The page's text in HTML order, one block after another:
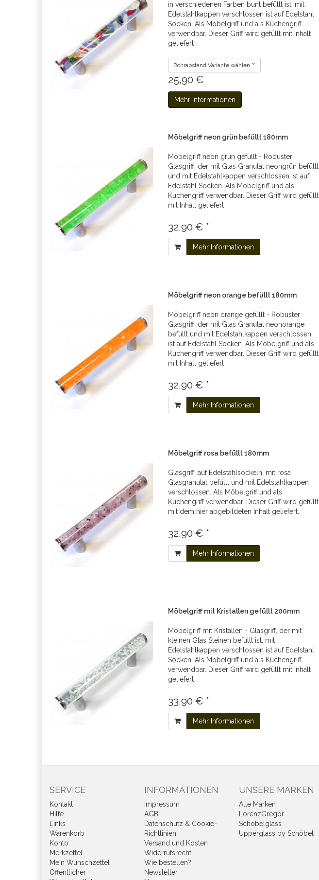
in verschiedenen Farben bunt befüllt ist, mit
Edelstahlkappen verschlossen ist auf Edelstahl
Socken. Als Möbelgriff und als Küchengriff
verwendbar. Dieser Griff wird gefüllt mit Inhalt
geliefert
Bohrabstand Variante wählen
25,90 €
Mehr Informationen
Möbelgriff neon grün befüllt 180mm
Möbelgriff neon grün gefüllt - Robuster
Glasgriff, der mit Glas Granulat neongrün befüllt
und mit Edelstahlkappen verschlossen ist auf
Edelstahl Socken. Als Möbelgriff und als
Küchengriff verwendbar. Dieser Griff wird gefüllt
mit Inhalt geliefert
32,90 € *
Mehr Informationen
Möbelgriff neon orange befüllt 180mm
Möbelgriff neon orange gefüllt - Robuster
Glasgriff, der mit Glas Granulat neonorange
befüllt und mit Edelstahlkappen verschlossen
ist auf Edelstahl Socken. Als Möbelgriff und als
Küchengriff verwendbar. Dieser Griff wird gefüllt
mit Inhalt geliefert
32,90 € *
Mehr Informationen
Möbelgriff rosa befüllt 180mm
Glasgriff, auf Edelstahlsockeln, mit rosa
Glasgranulat befüllt und mit Edelstahlkappen
verschlossen. Als Möbelgriff und als
Küchengriff verwendbar. Dieser Griff wird gefüllt
mit dem hier abgebildeten Inhalt geliefert.
32,90 € *
Mehr Informationen
Möbelgriff mit Kristallen gefüllt 200mm
Möbelgriff mit Kristallen - Glasgriff, der mit
kleinen Glas Steinen befüllt ist, mit
Edelstahlkappen verschlossen ist auf Edelstahl
Socken. Als Möbelgriff und als Küchengriff
verwendbar. Dieser Griff wird gefüllt mit Inhalt
geliefert
33,90 € *
Mehr Informationen
SERVICE
Kontakt
Hilfe
Links
Warenkorb
Konto
Merkzettel
Mein Wunschzettel
Öffentlicher
INFORMATIONEN
Impressum
AGB
Datenschutz & Cookie-
Richtlinien
Versand und Kosten
Widerrufsrecht
Wie bestellen?
Newsletter
UNSERE MARKEN
Alle Marken
LorenzGregor
Schöbelglass
Upperglass by Schöbel